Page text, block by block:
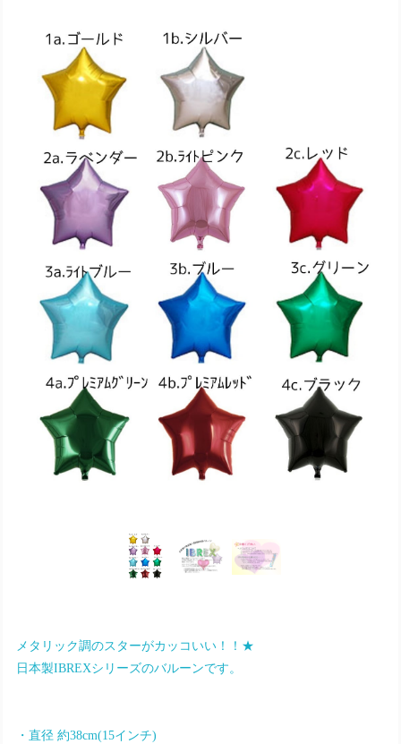
メタリック調のスターがカッコいい！！★
日本製IBREXシリーズのバルーンです。
・直径 約38cm(15インチ)